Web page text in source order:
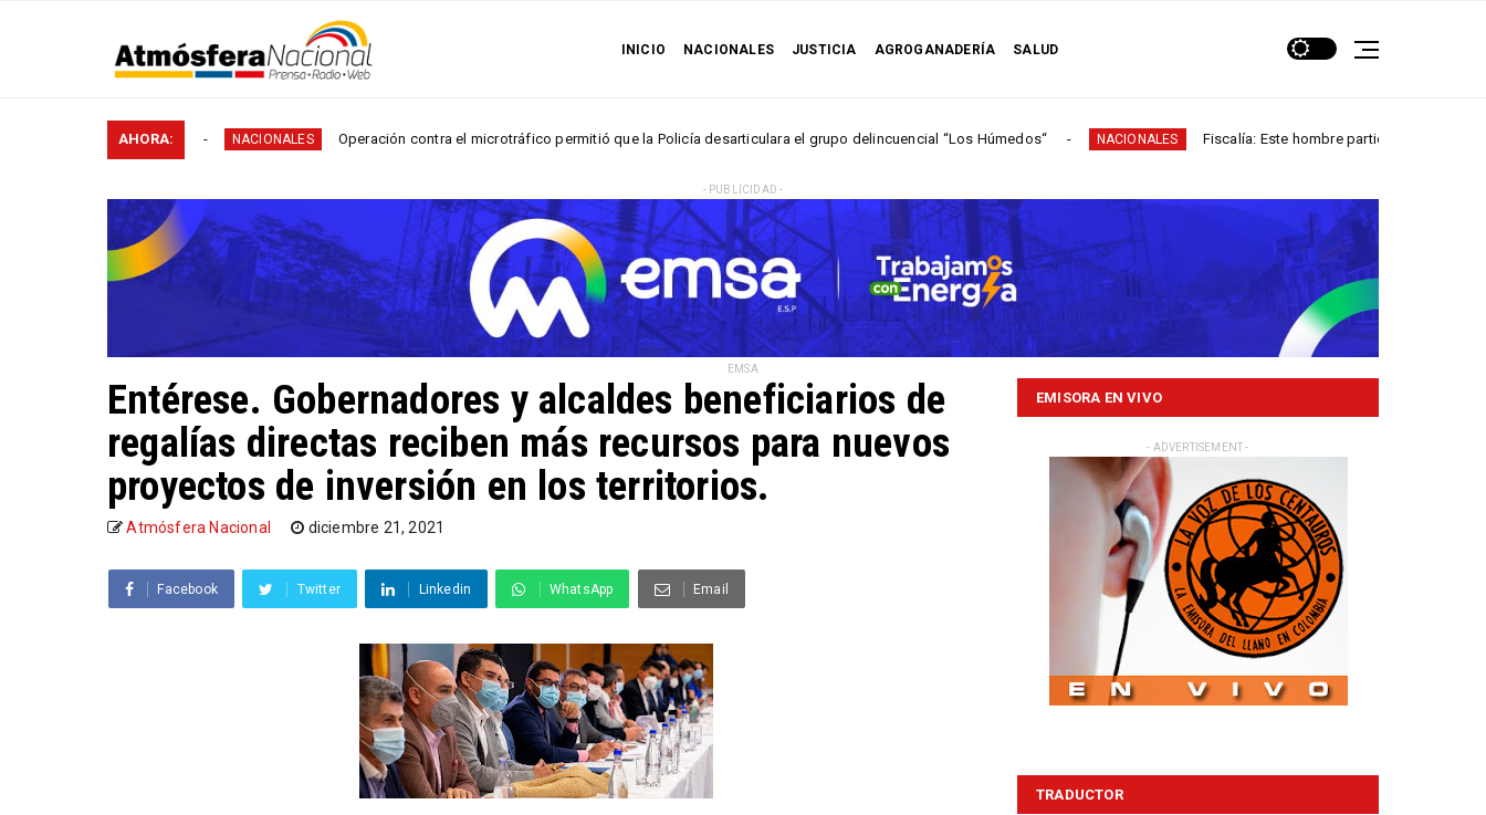
INICIO NACIONALES JUSTICIA AGROGANADERÍA SALUD
AHORA:NACIONALES Operación contra el microtráfico permitió que la Policía desarticulara el grupo delincuencial “Los Húmedos“ NACIONALES Fiscalía: Este hombre participó en más de 60
- PUBLICIDAD -
EMSA
Entérese. Gobernadores y alcaldes beneficiarios de
regalías directas reciben más recursos para nuevos
proyectos de inversión en los territorios.
Atmósfera Nacional diciembre 21, 2021
Facebook Twitter Linkedin WhatsApp Email
EMISORA EN VIVO
- ADVERTISEMENT -
TRADUCTOR